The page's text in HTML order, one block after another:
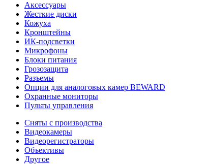
Аксессуары
Жесткие диски
Кожуха
Кронштейны
ИК-подсветки
Микрофоны
Блоки питания
Грозозащита
Разъемы
Опции для аналоговых камер BEWARD
Охранные мониторы
Пульты управления
Сняты с производства
Видеокамеры
Видеорегистраторы
Объективы
Другое